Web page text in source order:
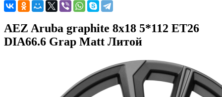
AEZ Aruba graphite 8x18 5*112 ET26
DIA66.6 Grap Matt Литой